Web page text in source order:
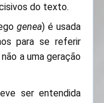
do texto.
genea) é usada
para se referir
a uma geração
ser entendida